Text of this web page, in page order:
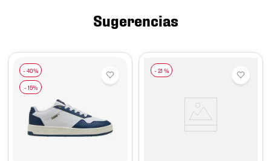
Sugerencias
- 21 %
10. tenis nike